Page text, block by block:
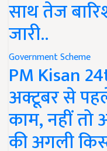
साथ तेज
जारी..
Government Scheme
PM Kisan
अक्टूबर से
काम, नहीं तो
की अगली